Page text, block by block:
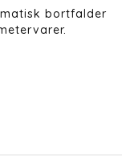
bortfalder